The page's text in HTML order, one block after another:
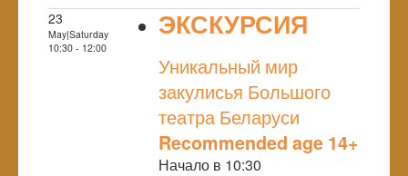
23
May|Saturday
10:30 - 12:00
ЭКСКУРСИЯ
Уникальный мир
закулисья Большого
театра Беларуси
Recommended age 14+
Начало в 10:30